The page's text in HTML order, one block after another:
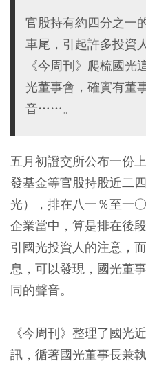
官股持有約四分之一
車尾，引起許多投資
《今周刊》爬梳國光
光董事會，確實有董
音……。
五月初證交所公布一份
發基金等官股持股近二
光），排在八一％至一
企業當中，算是排在後
引國光投資人的注意，
息，可以發現，國光董
同的聲音。
《今周刊》整理了國光
訊，循著國光董事長兼